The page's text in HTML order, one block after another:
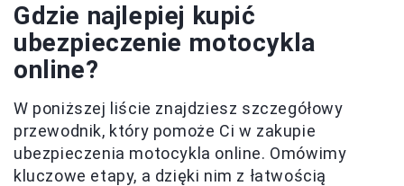
Gdzie najlepiej kupić
ubezpieczenie motocykla
online?
W poniższej liście znajdziesz szczegółowy
przewodnik, który pomoże Ci w zakupie
ubezpieczenia motocykla online. Omówimy
kluczowe etapy, a dzięki nim z łatwością